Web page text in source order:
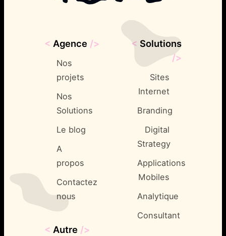
< Agence />
Nos
projets
Nos
Solutions
Le blog
A
propos
Contactez
nous
< Solutions
/>
Sites
Internet
Branding
Digital
Strategy
Applications
Mobiles
Analytique
Consultant
< Autre />